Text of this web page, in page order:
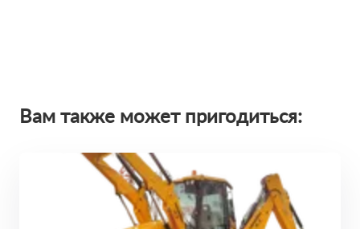
Вам также может пригодиться: